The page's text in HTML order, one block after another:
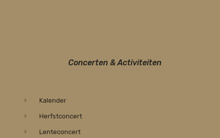
Concerten & Activiteiten
Kalender
Herfstconcert
Lenteconcert